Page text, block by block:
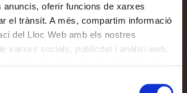
anuncis, oferir funcions de xarxes
el trànsit. A més, compartim informació
del Lloc Web amb els nostres
xarxes socials, publicitat i anàlisi web,